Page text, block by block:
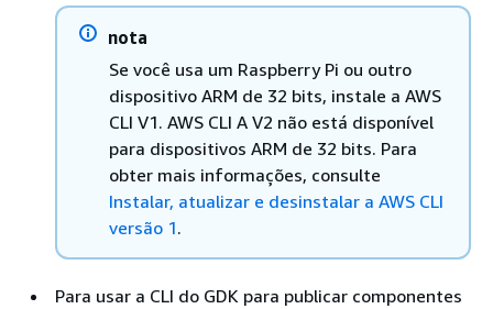
nota
Se você usa um Raspberry Pi ou outro
dispositivo ARM de 32 bits, instale a AWS
CLI V1. AWS CLI A V2 não está disponível
para dispositivos ARM de 32 bits. Para
obter mais informações, consulte
Instalar, atualizar e desinstalar a AWS CLI
versão 1.
Para usar a CLI do GDK para publicar componentes